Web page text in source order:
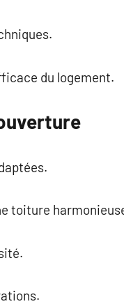
du logement.
toiture